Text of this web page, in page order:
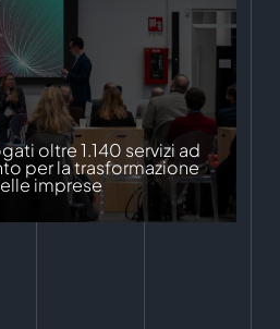
oltre 1.140 servizi ad
per la trasformazione
imprese